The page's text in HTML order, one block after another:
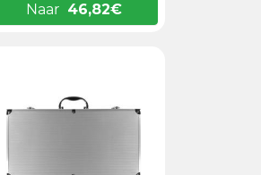
Naar 46,82€